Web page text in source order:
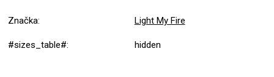
Značka: Light My Fire
#sizes_table#: hidden